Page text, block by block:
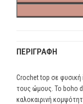
ΠΕΡΙΓΡΑΦΉ
Crochet top σε φυσική
τους ώμους. Το boho
καλοκαιρινή